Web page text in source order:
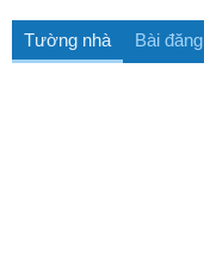
Tường nhà Bài đăng